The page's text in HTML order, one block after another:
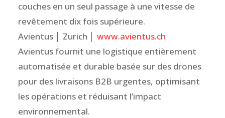
couches en un seul passage à une vitesse de
revêtement dix fois supérieure.
Avientus │ Zurich │ www.avientus.ch
Avientus fournit une logistique entièrement
automatisée et durable basée sur des drones
pour des livraisons B2B urgentes, optimisant
les opérations et réduisant l’impact
environnemental.